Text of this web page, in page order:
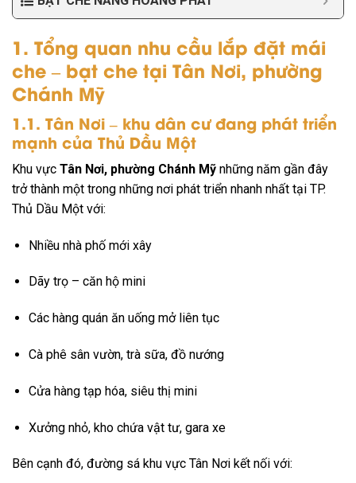
1. Tổng quan nhu cầu lắp đặt mái
che – bạt che tại Tân Nơi, phường
Chánh Mỹ
1.1. Tân Nơi – khu dân cư đang phát triển
mạnh của Thủ Dầu Một
Khu vực Tân Nơi, phường Chánh Mỹ những năm gần đây
trở thành một trong những nơi phát triển nhanh nhất tại TP.
Thủ Dầu Một với:
Nhiều nhà phố mới xây
Dãy trọ – căn hộ mini
Các hàng quán ăn uống mở liên tục
Cà phê sân vườn, trà sữa, đồ nướng
Cửa hàng tạp hóa, siêu thị mini
Xưởng nhỏ, kho chứa vật tư, gara xe
Bên cạnh đó, đường sá khu vực Tân Nơi kết nối với: